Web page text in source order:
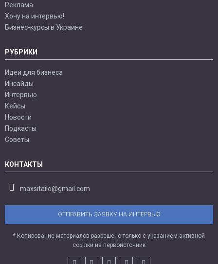
Реклама
Хочу на интервью!
Бизнес-курсы в Украине
РУБРИКИ
Идеи для бизнеса
Инсайды
Интервью
Кейсы
Новости
Подкасты
Советы
КОНТАКТЫ
maxsitailo@gmail.com
ОТПРАВИТЬ ЗАЯВКУ НА ИНТЕРВЬЮ
* Копирование материалов разрешено только с указанием активной
ссылки на первоисточник